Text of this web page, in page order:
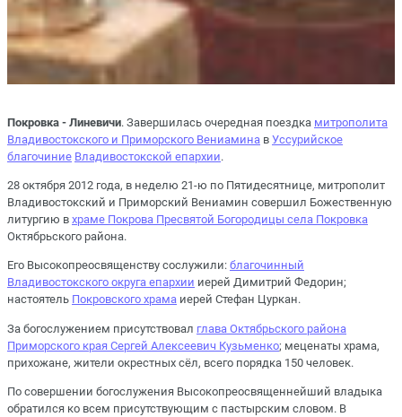
Покровка - Линевичи. Завершилась очередная поездка митрополита
Владивостокского и Приморского Вениамина в Уссурийское
благочиние Владивостокской епархии.
28 октября 2012 года, в неделю 21-ю по Пятидесятнице, митрополит
Владивостокский и Приморский Вениамин совершил Божественную
литургию в храме Покрова Пресвятой Богородицы села Покровка
Октябрьского района.
Его Высокопреосвященству сослужили: благочинный
Владивостокского округа епархии иерей Димитрий Федорин;
настоятель Покровского храма иерей Стефан Цуркан.
За богослужением присутствовал глава Октябрьского района
Приморского края Сергей Алексеевич Кузьменко; меценаты храма,
прихожане, жители окрестных сёл, всего порядка 150 человек.
По совершении богослужения Высокопреосвященнейший владыка
обратился ко всем присутствующим с пастырским словом. В